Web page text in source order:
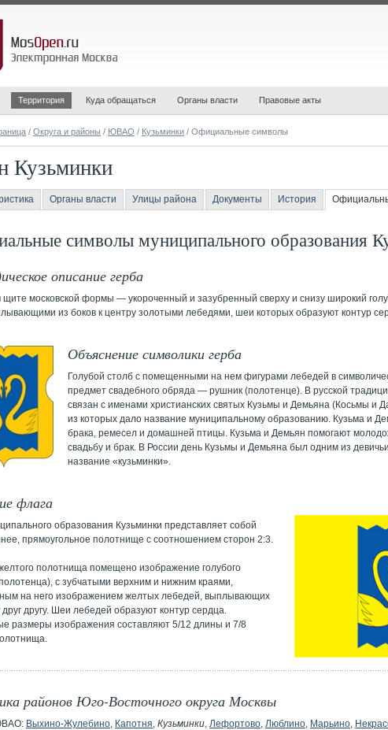
Территория Куда обращаться Органы власти Правовые акты
/ Округа и районы / ЮВАО / Кузьминки / Официальные символы
Кузьминки
Органы власти Улицы района Документы История
символы муниципального образования
описание герба
щите московской формы — укороченный и зазубренный сверху и снизу широкий
из боков к центру золотыми лебедями, шеи которых образуют контур
Объяснение символики герба
Голубой столб с помещенными на нем фигурами лебедей в
предмет свадебного обряда — рушник (полотенце). В русской
связан с именами христианских святых Кузьмы и Демьяна (Косьмы и
из которых дало название муниципальному образованию. Кузьма и
брака, ремесел и домашней птицы. Кузьма и Демьян помогают
свадьбу и брак. В России день Кузьмы и Демьяна был одним из
название «кузьминки».
флага
образования Кузьминки представляет собой
прямоугольное полотнище с соотношением сторон 2:3.
полотнища помещено изображение голубого
с зубчатыми верхним и нижним краями,
на него изображением желтых лебедей, выплывающих
друг другу. Шеи лебедей образуют контур сердца.
размеры изображения составляют 5/12 длины и 7/8
районов Юго-Восточного округа Москвы
Выхино-Жулебино, Капотня, Кузьминки, Лефортово, Люблино, Марьино,